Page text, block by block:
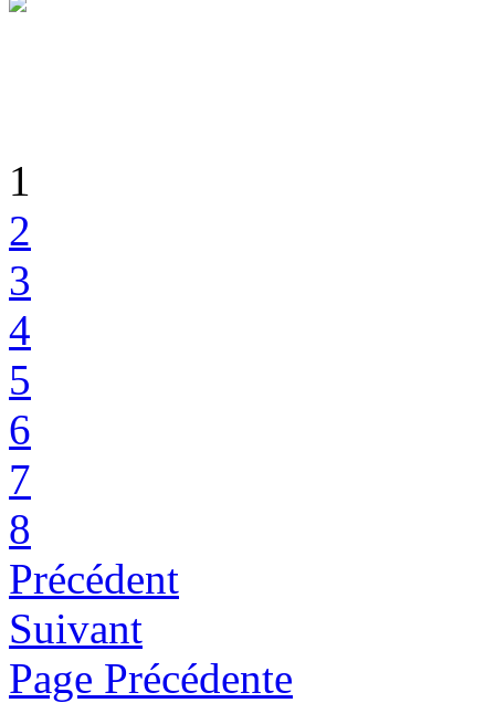
1
2
3
4
5
6
7
8
Précédent
Suivant
Page Précédente